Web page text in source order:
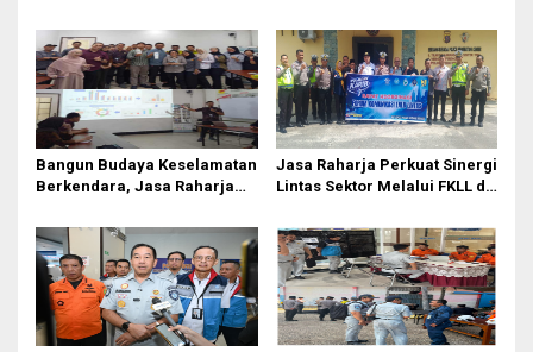
Rapat Komisi II Dipimpin
Sufmi Dasco Ahmad
II Dipimpin Sufmi Dasco
Ahmad
Bangun Budaya Keselamatan
Berkendara, Jasa Raharja
Pasifik Medan Industri
Jasa Raharja Perkuat Sinergi
Lintas Sektor Melalui FKLL di